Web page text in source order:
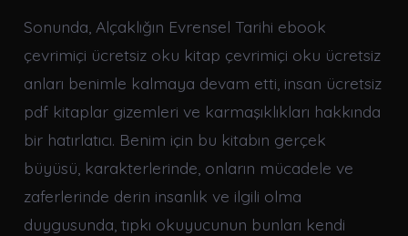
Sonunda, Alçaklığın Evrensel Tarihi ebook
çevrimiçi ücretsiz oku kitap çevrimiçi oku ücretsiz
anları benimle kalmaya devam etti, insan ücretsiz
pdf kitaplar gizemleri ve karmaşıklıkları hakkında
bir hatırlatıcı. Benim için bu kitabın gerçek
büyüsü, karakterlerinde, onların mücadele ve
zaferlerinde derin insanlık ve ilgili olma
duygusunda, tıpkı okuyucunun bunları kendi